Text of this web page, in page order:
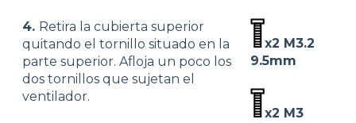
4. Retira la cubierta superior
quitando el tornillo situado en la
parte superior. Afloja un poco los
dos tornillos que sujetan el
ventilador.
x2 M3.2
9.5mm
x2 M3